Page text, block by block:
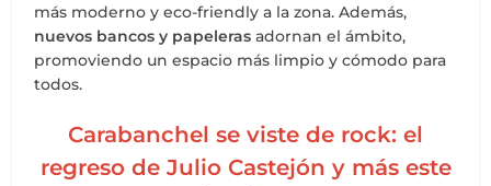
más moderno y eco-friendly a la zona. Además,
nuevos bancos y papeleras adornan el ámbito,
promoviendo un espacio más limpio y cómodo para
todos.
Carabanchel se viste de rock: el
regreso de Julio Castejón y más este